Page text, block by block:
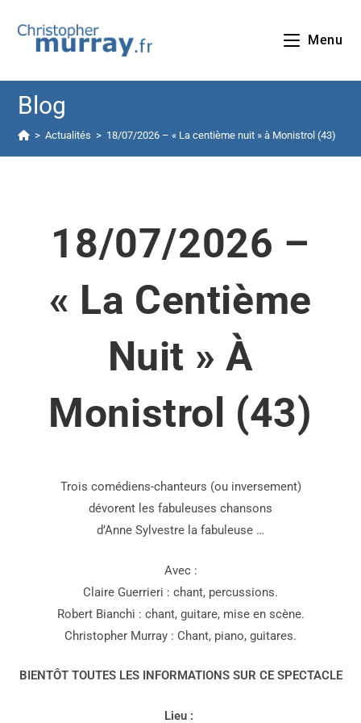
Menu
Blog
> Actualités > 18/07/2026 – « La centième nuit » à Monistrol (43)
18/07/2026 –
« La Centième
Nuit » À
Monistrol (43)
Trois comédiens-chanteurs (ou inversement)
dévorent les fabuleuses chansons
d’Anne Sylvestre la fabuleuse …
Avec :
Claire Guerrieri : chant, percussions.
Robert Bianchi : chant, guitare, mise en scène.
Christopher Murray : Chant, piano, guitares.
BIENTÔT TOUTES LES INFORMATIONS SUR CE SPECTACLE
Lieu :